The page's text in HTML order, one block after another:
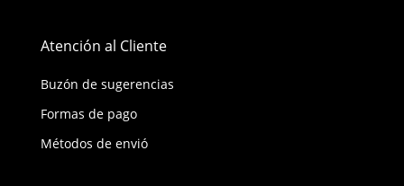
Atención al Cliente
Buzón de sugerencias
Formas de pago
Métodos de envió